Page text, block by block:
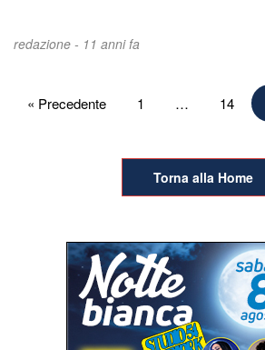
redazione - 11 anni fa
Paginazione
« Precedente 1 … 14
Torna alla Home